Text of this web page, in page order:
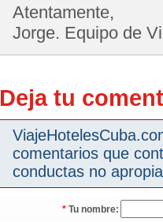
Atentamente,
Jorge. Equipo de
Deja tu
comentarios que
conductas no
* Tu nombre: